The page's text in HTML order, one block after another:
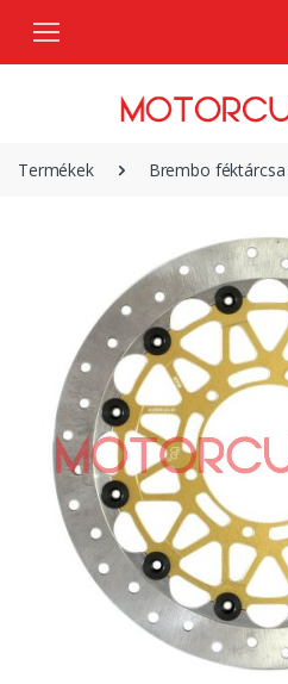
Termékek Brembo